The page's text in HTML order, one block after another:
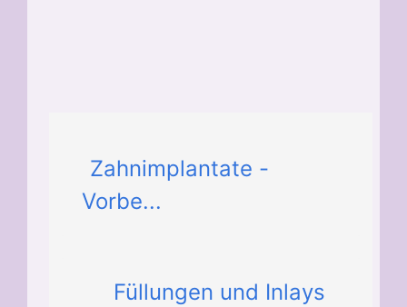
Zahnimplantate -
Vorbe...
Füllungen und Inlays